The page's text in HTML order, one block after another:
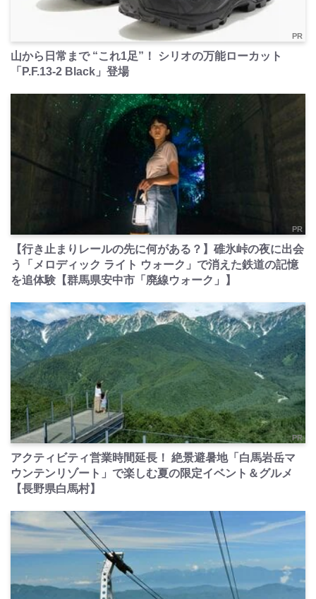
PR
山から日常まで “これ1足”！ シリオの万能ローカット
「P.F.13-2 Black」登場
PR
【行き止まりレールの先に何がある？】碓氷峠の夜に出会
う「メロディック ライト ウォーク」で消えた鉄道の記憶
を追体験【群馬県安中市「廃線ウォーク」】
PR
アクティビティ営業時間延長！ 絶景避暑地「白馬岩岳マ
ウンテンリゾート」で楽しむ夏の限定イベント＆グルメ
【長野県白馬村】